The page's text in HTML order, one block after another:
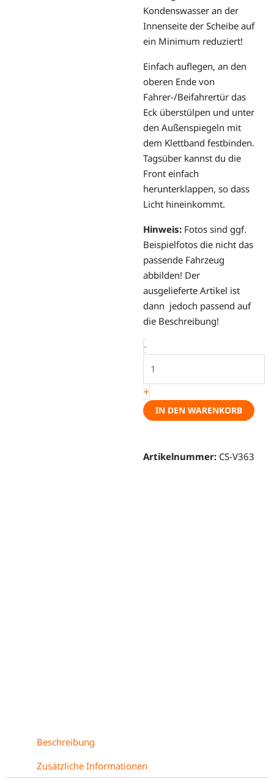
Kondenswasser an der
Innenseite der Scheibe auf
ein Minimum reduziert!
Einfach auflegen, an den
oberen Ende von
Fahrer-/Beifahrertür das
Eck überstülpen und unter
den Außenspiegeln mit
dem Klettband festbinden.
Tagsüber kannst du die
Front einfach
herunterklappen, so dass
Licht hineinkommt.
Hinweis: Fotos sind ggf.
Beispielfotos die nicht das
passende Fahrzeug
abbilden! Der
ausgelieferte Artikel ist
dann jedoch passend auf
die Beschreibung!
-Thermoisolierung
außen
-
Ford
Transit
ab
+
IN DEN WARENKORB
Artikelnummer: CS-V363
Beschreibung
Zusätzliche Informationen